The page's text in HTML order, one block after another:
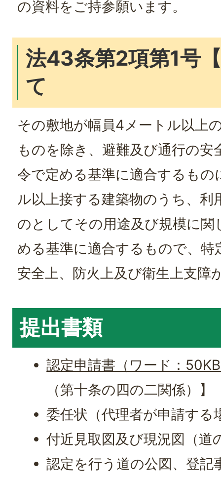
の資料をご持参願います。
法43条第2項第1号
て
その敷地が幅員4メートル以上
ものを除き、避難及び通行の安
令で定める基準に適合するも
ル以上接する建築物のうち、利
のとしてその用途及び規模に関
める基準に適合するもので、特
安全上、防火上及び衛生上支障
提出書類
認定申請書（ワード：
（第十条の四の二関係）】
委任状（代理者が申請する
付近見取図及び現況図（道
認定を行う道の公図、登記